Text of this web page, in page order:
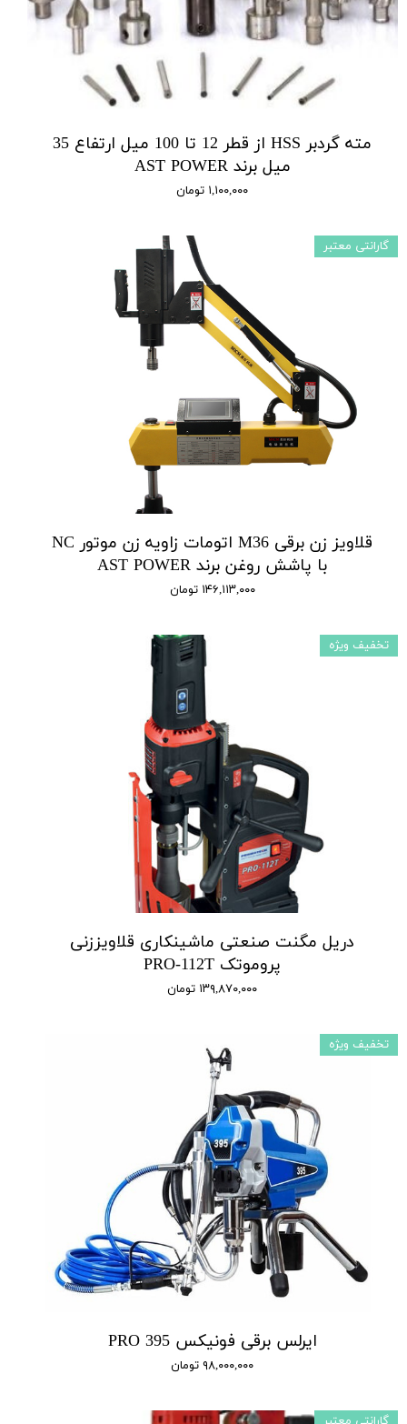
مته گردبر HSS از قطر 12 تا 100 میل ارتفاع 35
میل برند AST POWER
۱,۱۰۰,۰۰۰ تومان
قلاویز زن برقی M36 اتومات زاویه زن موتور NC
با پاشش روغن برند AST POWER
۱۴۶,۱۱۳,۰۰۰ تومان
گارانتی معتبر
دریل مگنت صنعتی ماشینکاری قلاویززنی
پروموتک PRO-112T
۱۳۹,۸۷۰,۰۰۰ تومان
تخفیف ویژه
ایرلس برقی فونیکس 395 PRO
۹۸,۰۰۰,۰۰۰ تومان
تخفیف ویژه